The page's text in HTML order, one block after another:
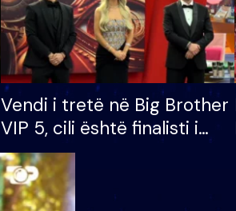
Vendi i tretë në Big Brother
VIP 5, cili është finalisti i
radhës që lë shtëpinë